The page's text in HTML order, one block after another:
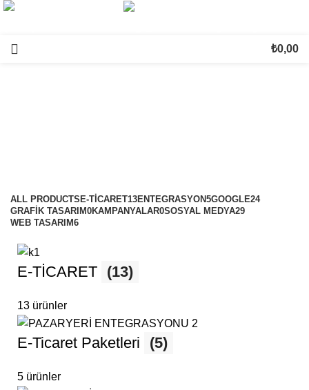
₺0,00
ALL PRODUCTS E-TİCARET13ENTEGRASYON5GOOGLE24
GRAFİK TASARIM0KAMPANYALAR0SOSYAL MEDYA29
WEB TASARIM6
E-TİCARET (13)
13 ürünler
E-Ticaret Paketleri (5)
5 ürünler